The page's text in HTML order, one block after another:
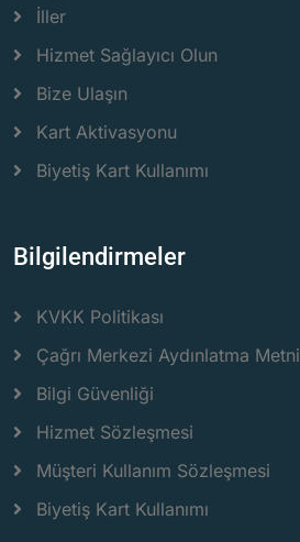
İller
Hizmet Sağlayıcı Olun
Bize Ulaşın
Kart Aktivasyonu
Biyetiş Kart Kullanımı
Bilgilendirmeler
KVKK Politikası
Çağrı Merkezi Aydınlatma Metni
Bilgi Güvenliği
Hizmet Sözleşmesi
Müşteri Kullanım Sözleşmesi
Biyetiş Kart Kullanımı